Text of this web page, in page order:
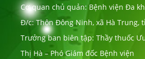
Cơ quan chủ quản: Bệnh viện Đa
Đ/c: Thôn Đông Ninh, xã Hà Trung,
Trưởng ban biên tập: Thầy thuốc
Thị Hà – Phó Giám đốc Bệnh viện